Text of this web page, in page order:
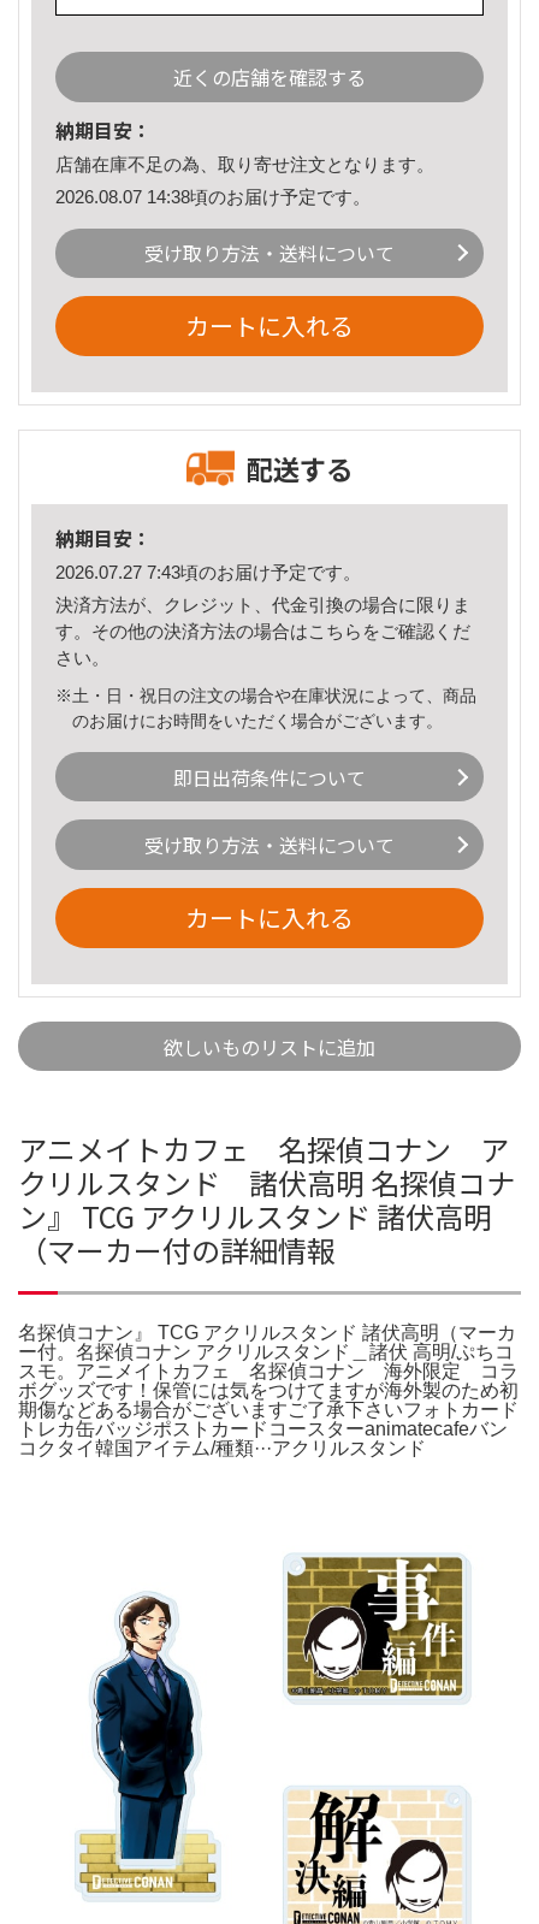
近くの店舗を確認する
納期目安：
店舗在庫不足の為、取り寄せ注文となります。
2026.08.07 14:38頃のお届け予定です。
受け取り方法・送料について
カートに入れる
配送する
納期目安：
2026.07.27 7:43頃のお届け予定です。
決済方法が、クレジット、代金引換の場合に限りま
す。その他の決済方法の場合はこちら をご確認くだ
さい。
※土・日・祝日の注文の場合や在庫状況によって、商品
のお届けにお時間をいただく場合がございます。
即日出荷条件について
受け取り方法・送料について
カートに入れる
欲しいものリストに追加
アニメイトカフェ 名探偵コナン ア
クリルスタンド 諸伏高明 名探偵コナ
ン』 TCG アクリルスタンド 諸伏高明
（マーカー付の詳細情報
名探偵コナン』 TCG アクリルスタンド 諸伏高明（マーカ
ー付。名探偵コナン アクリルスタンド＿諸伏 高明/ぷちコ
スモ。アニメイトカフェ 名探偵コナン 海外限定 コラ
ボグッズです！保管には気をつけてますが海外製のため初
期傷などある場合がございますご了承下さいフォトカード
トレカ缶バッジポストカードコースターanimatecafeバン
コクタイ韓国アイテム/種類···アクリルスタンド